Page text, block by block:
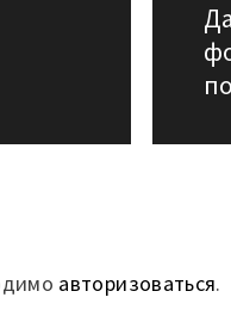
авторизоваться.